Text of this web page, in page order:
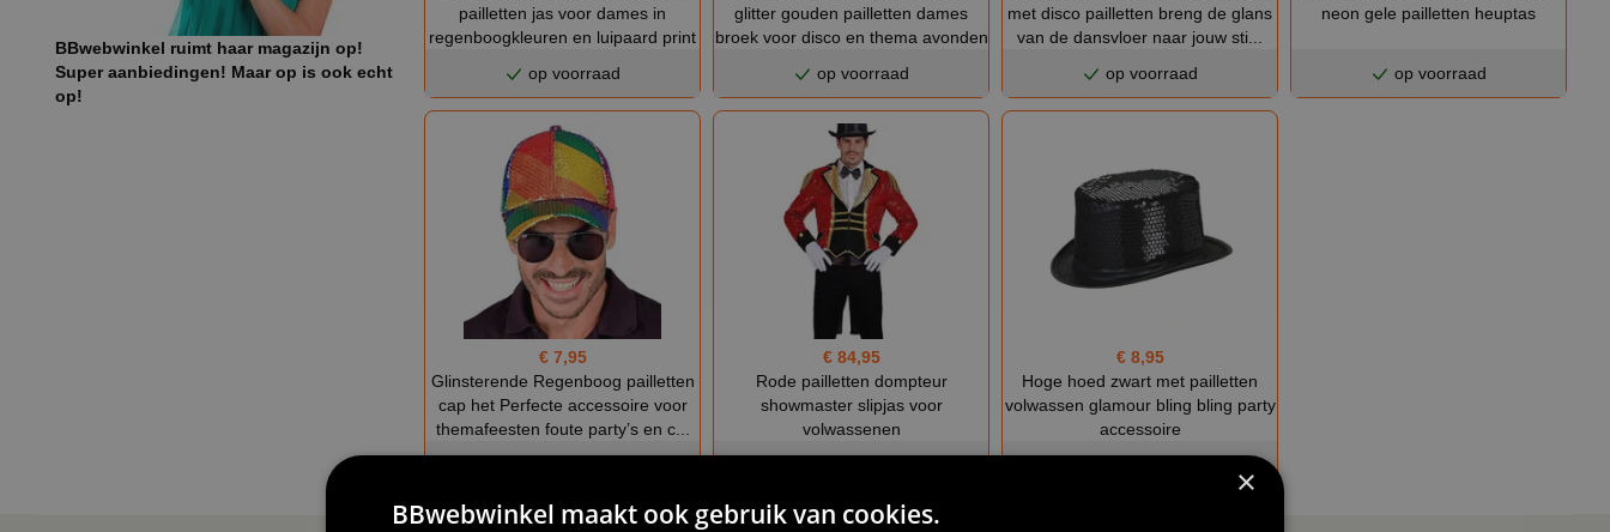
BBwebwinkel ruimt haar magazijn op!
Super aanbiedingen! Maar op is ook echt
op!
pailletten jas voor dames in
regenboogkleuren en luipaard print
op voorraad
glitter gouden pailletten dames
broek voor disco en thema avonden
op voorraad
met disco pailletten breng de glans
van de dansvloer naar jouw sti...
op voorraad
neon gele pailletten heuptas
op voorraad
€ 7,95
Glinsterende Regenboog pailletten
cap het Perfecte accessoire voor
themafeesten foute party’s en c...
€ 84,95
Rode pailletten dompteur
showmaster slipjas voor
volwassenen
€ 8,95
Hoge hoed zwart met pailletten
volwassen glamour bling bling party
accessoire
×
BBwebwinkel maakt ook gebruik van cookies.